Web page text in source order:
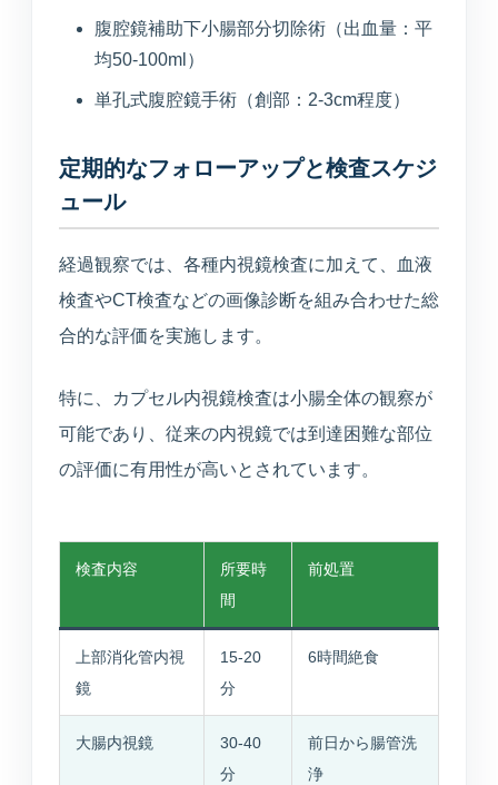
腹腔鏡補助下小腸部分切除術（出血量：平
均50-100ml）
単孔式腹腔鏡手術（創部：2-3cm程度）
定期的なフォローアップと検査スケジ
ュール
経過観察では、各種内視鏡検査に加えて、血液
検査やCT検査などの画像診断を組み合わせた総
合的な評価を実施します。
特に、カプセル内視鏡検査は小腸全体の観察が
可能であり、従来の内視鏡では到達困難な部位
の評価に有用性が高いとされています。
検査内容
所要時
間
前処置
上部消化管内視
鏡
15-20
分
6時間絶食
大腸内視鏡
30-40
分
前日から腸管洗
浄